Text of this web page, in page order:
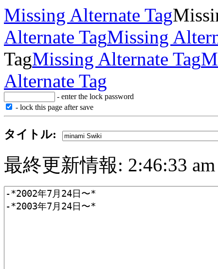
Missing Alternate Tag
Alternate TagMissing
TagMissing Alternate Tag
Alternate Tag
- enter the lock password
- lock this page after save
タイトル:
最終更新情報: 2:46:33